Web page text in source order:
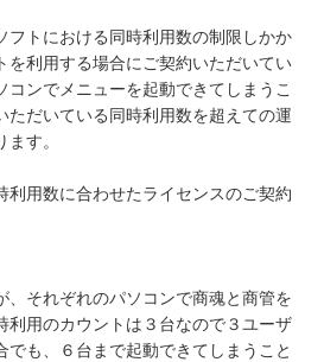
フトにおける同時利用数の制限しかか
を利用する場合にご契約いただいてい
コンでメニューを起動できてしまうこ
ただいている同時利用数を超えての運
す。
利用数に合わせたライセンスのご契約
、それぞれのパソコンで商魂と商管を
利用のカウントは３台なので３ユーザ
でも、６台まで起動できてしまうこと